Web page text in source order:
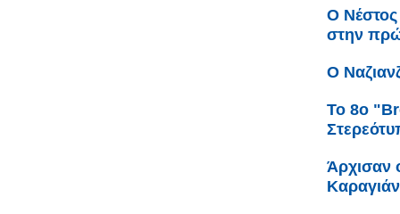
Ο Νέστος
στην
Ο
Το 8ο
Άρχισαν